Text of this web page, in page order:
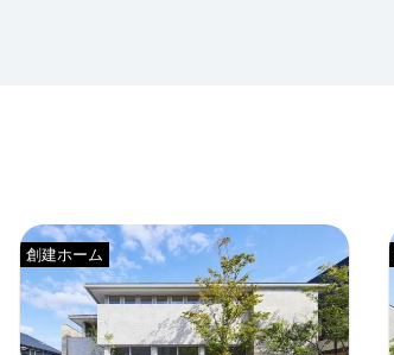
創建ホーム